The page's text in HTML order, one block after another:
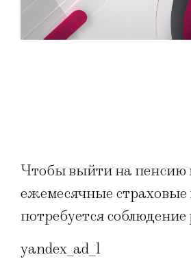
Чтобы выйти на пенсию
ежемесячные
потребуется соблюдение
yandex_ad_1